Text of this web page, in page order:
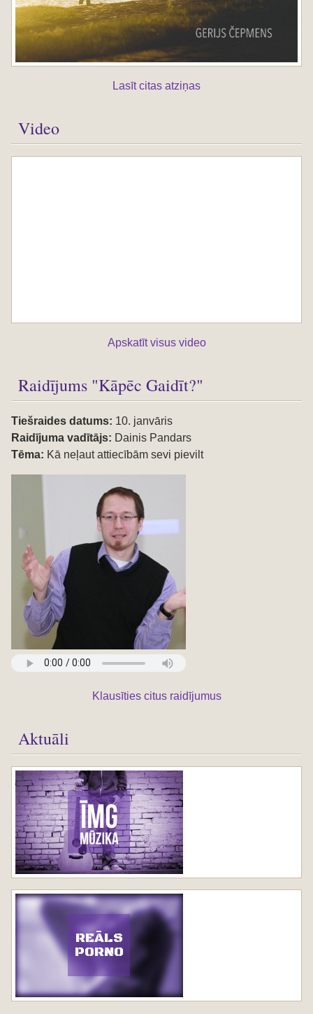
Lasīt citas atziņas
Video
Apskatīt visus video
Raidījums "Kāpēc Gaidīt?"
Tiešraides datums: 10. janvāris
Raidījuma vadītājs: Dainis Pandars
Tēma: Kā neļaut attiecībām sevi pievilt
Klausīties citus raidījumus
Aktuāli
REĀLS
PORNO